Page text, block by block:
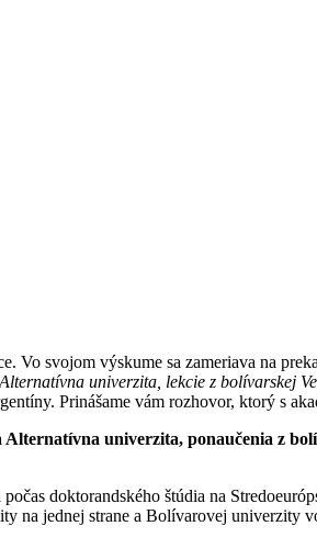
svojom výskume sa zameriava na
Alternatívna univerzita, lekcie z bolívarskej
Prinášame vám rozhovor, ktorý s
univerzita, ponaučenia z
doktorandského štúdia na
na jednej strane a Bolívarovej univerzity